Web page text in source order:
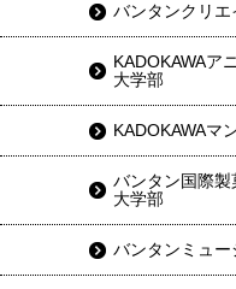
バンタンクリ
KADOKAWAア
大学部
KADOKAWAマ
バンタン国際
大学部
バンタンミュ